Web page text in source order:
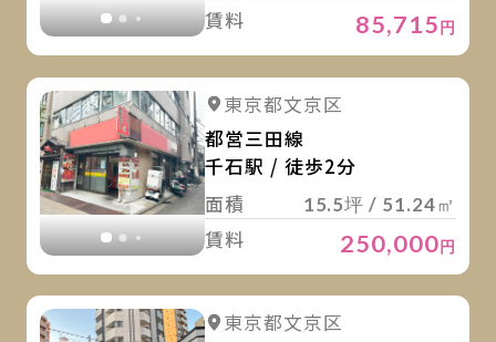
賃料 85,715円
詳細を見る
東京都文京区
都営三田線
千石駅 / 徒歩2分
面積
15.5坪 / 51.24㎡
賃料 250,000円
詳細を見る
東京都文京区